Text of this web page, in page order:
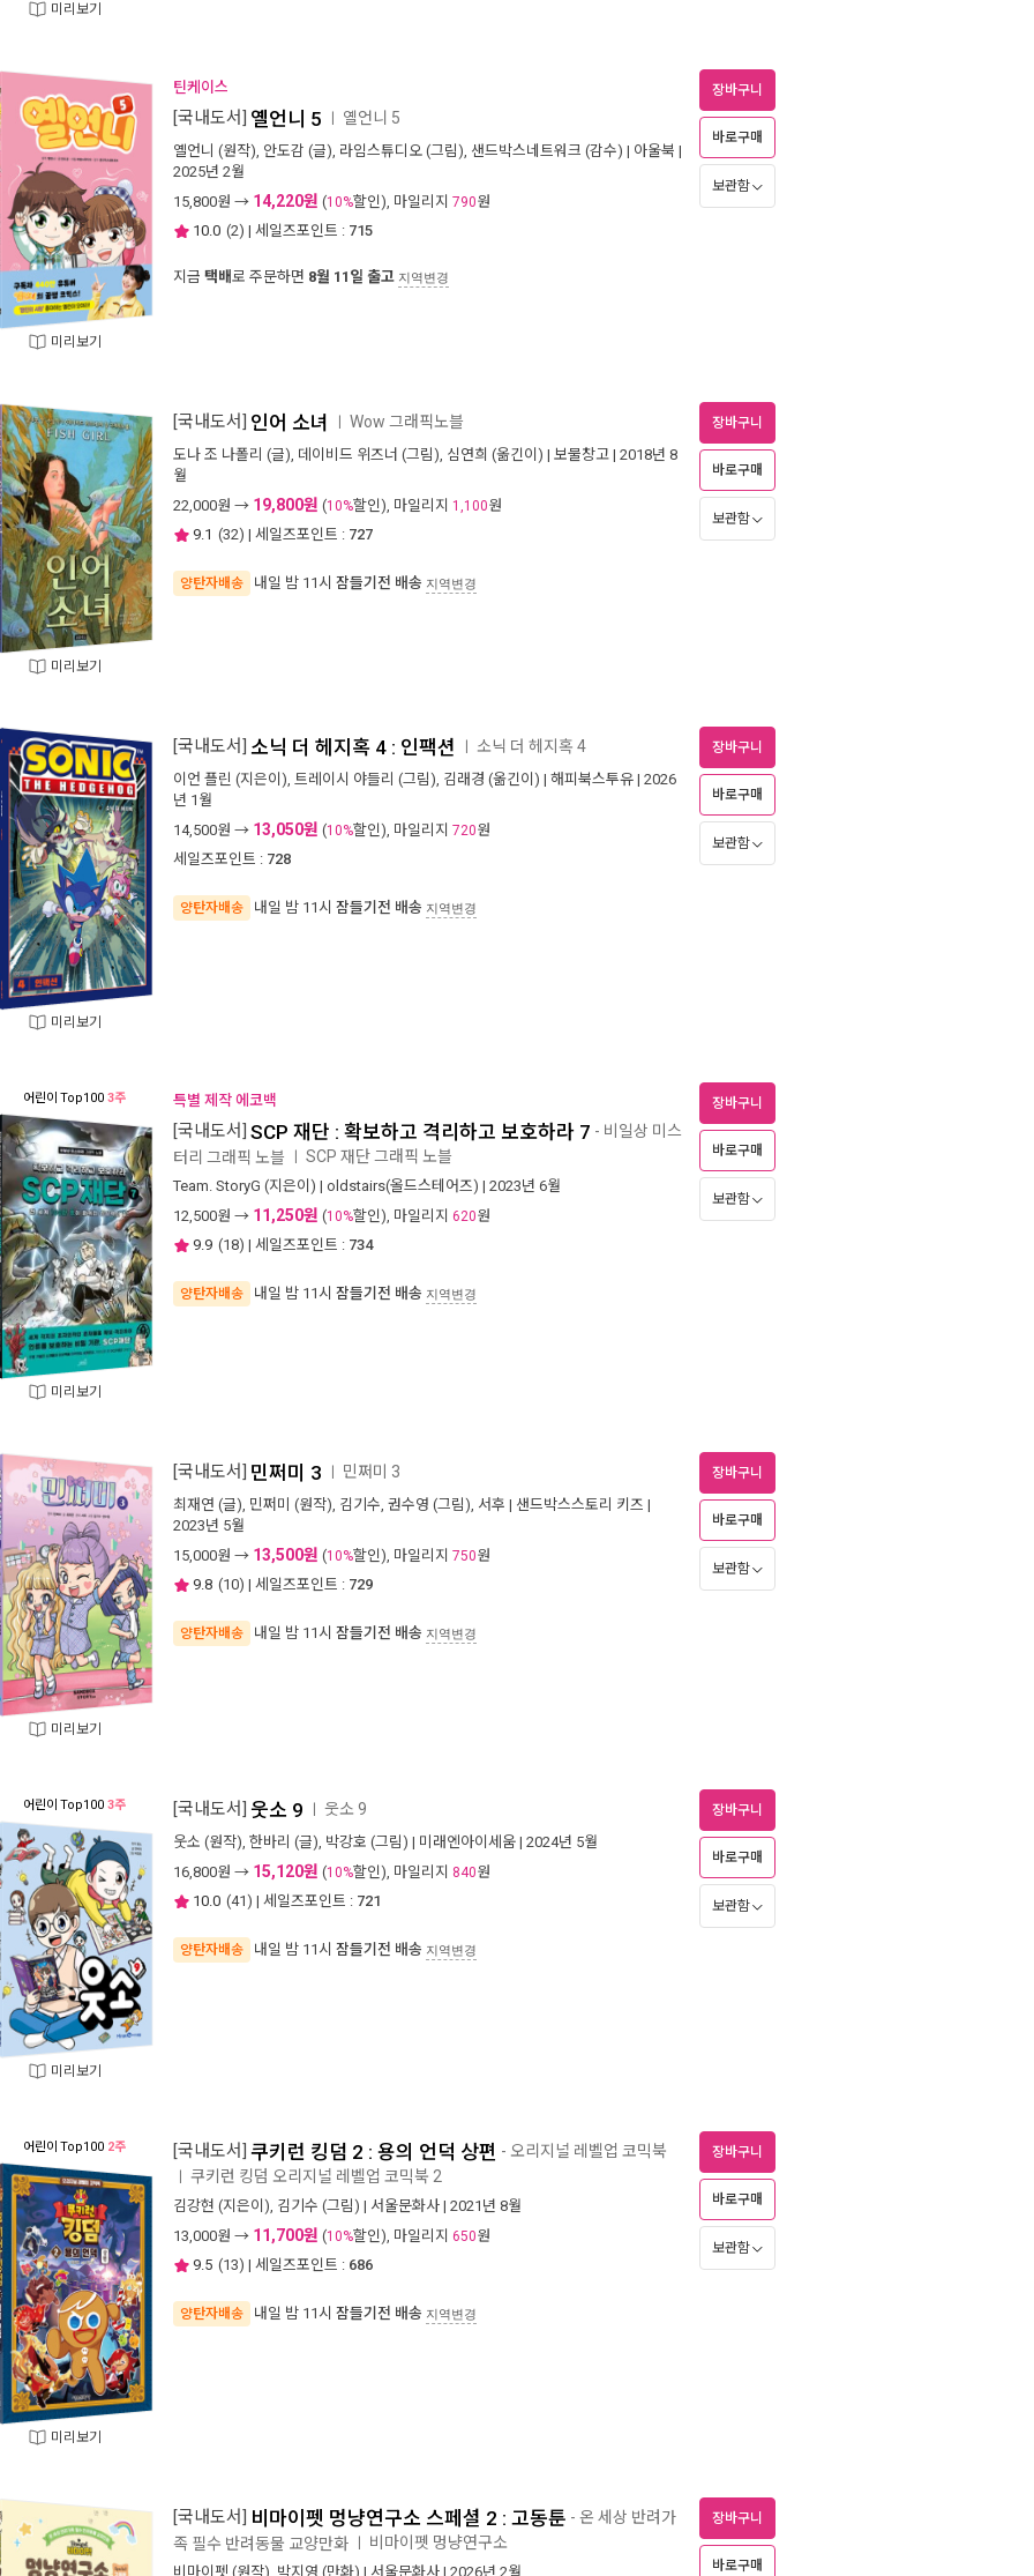
미리보기
미리보기
틴케이스
[국내도서] 옐언니 5 옐언니 5
옐언니 (원작), 안도감 (글), 라임스튜디오 (그림), 샌드박스네트워크 (감수) | 아울북 |
2025년 2월
15,800원 → 14,220원 (10%할인), 마일리지 790원
10.0 (2) | 세일즈포인트 : 715
지금 택배로 주문하면 8월 11일 출고 지역변경
장바구니
바로구매
보관함
미리보기
[국내도서] 인어 소녀 Wow 그래픽노블
도나 조 나폴리 (글), 데이비드 위즈너 (그림), 심연희 (옮긴이) | 보물창고 | 2018년 8
월
22,000원 → 19,800원 (10%할인), 마일리지 1,100원
9.1 (32) | 세일즈포인트 : 727
양탄자배송 내일 밤 11시 잠들기전 배송 지역변경
장바구니
바로구매
보관함
미리보기
[국내도서] 소닉 더 헤지혹 4 : 인팩션 소닉 더 헤지혹 4
이언 플린 (지은이), 트레이시 야들리 (그림), 김래경 (옮긴이) | 해피북스투유 | 2026
년 1월
14,500원 → 13,050원 (10%할인), 마일리지 720원
세일즈포인트 : 728
양탄자배송 내일 밤 11시 잠들기전 배송 지역변경
장바구니
바로구매
보관함
어린이 Top100 3주
미리보기
특별 제작 에코백
[국내도서] SCP 재단 : 확보하고 격리하고 보호하라 7 - 비일상 미스
터리 그래픽 노블 SCP 재단 그래픽 노블
Team. StoryG (지은이) | oldstairs(올드스테어즈) | 2023년 6월
12,500원 → 11,250원 (10%할인), 마일리지 620원
9.9 (18) | 세일즈포인트 : 734
양탄자배송 내일 밤 11시 잠들기전 배송 지역변경
장바구니
바로구매
보관함
미리보기
[국내도서] 민쩌미 3 민쩌미 3
최재연 (글), 민쩌미 (원작), 김기수, 권수영 (그림), 서후 | 샌드박스스토리 키즈 |
2023년 5월
15,000원 → 13,500원 (10%할인), 마일리지 750원
9.8 (10) | 세일즈포인트 : 729
양탄자배송 내일 밤 11시 잠들기전 배송 지역변경
장바구니
바로구매
보관함
어린이 Top100 3주
미리보기
[국내도서] 웃소 9 웃소 9
웃소 (원작), 한바리 (글), 박강호 (그림) | 미래엔아이세움 | 2024년 5월
16,800원 → 15,120원 (10%할인), 마일리지 840원
10.0 (41) | 세일즈포인트 : 721
양탄자배송 내일 밤 11시 잠들기전 배송 지역변경
장바구니
바로구매
보관함
어린이 Top100 2주
미리보기
[국내도서] 쿠키런 킹덤 2 : 용의 언덕 상편 - 오리지널 레벨업 코믹북
쿠키런 킹덤 오리지널 레벨업 코믹북 2
김강현 (지은이), 김기수 (그림) | 서울문화사 | 2021년 8월
13,000원 → 11,700원 (10%할인), 마일리지 650원
9.5 (13) | 세일즈포인트 : 686
양탄자배송 내일 밤 11시 잠들기전 배송 지역변경
장바구니
바로구매
보관함
[국내도서] 비마이펫 멍냥연구소 스페셜 2 : 고동툰 - 온 세상 반려가
족 필수 반려동물 교양만화 비마이펫 멍냥연구소
비마이펫 (원작), 박지영 (만화) | 서울문화사 | 2026년 2월
장바구니
바로구매